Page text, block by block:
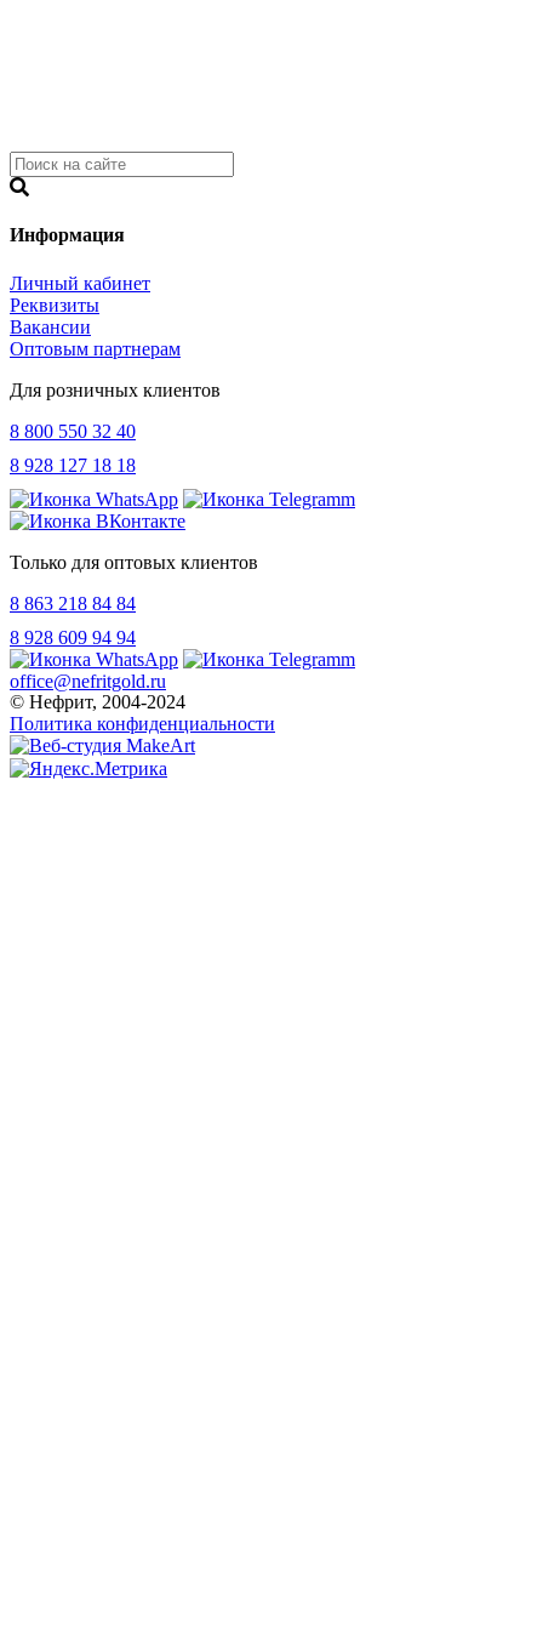
Информация
Личный кабинет
Реквизиты
Вакансии
Оптовым партнерам
Для розничных клиентов
8 800 550 32 40
8 928 127 18 18
Только для оптовых клиентов
8 863 218 84 84
8 928 609 94 94
office@nefritgold.ru
© Нефрит, 2004-2024
Политика конфиденциальности